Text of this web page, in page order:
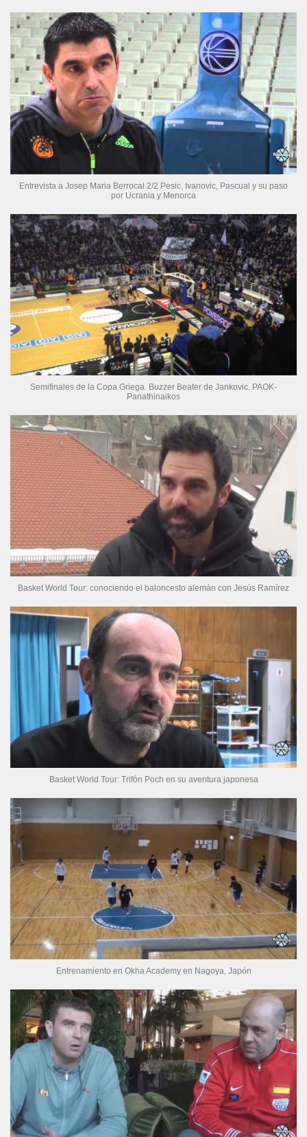
Entrevista a Josep Maria Berrocal 2/2 Pesic, Ivanovic, Pascual y su paso
por Ucrania y Menorca
Semifinales de la Copa Griega. Buzzer Beater de Jankovic. PAOK-
Panathinaikos
Basket World Tour: conociendo el baloncesto alemán con Jesús Ramírez
Basket World Tour: Trifón Poch en su aventura japonesa
Entrenamiento en Okha Academy en Nagoya, Japón